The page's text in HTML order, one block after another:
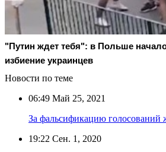
"Путин ждет тебя": в Польше
избиение украинцев
Новости по теме
06:49 Май 25, 2021
За фальсификацию голосований
19:22 Сен. 1, 2020